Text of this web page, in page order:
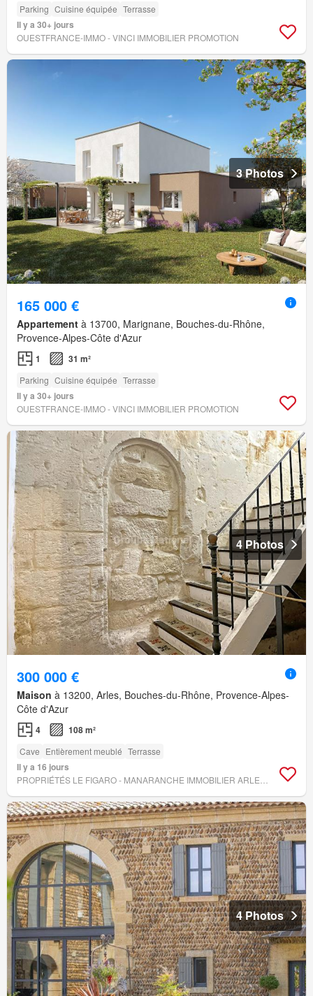
Parking Cuisine équipée Terrasse
Il y a 30+ jours
OUESTFRANCE-IMMO - VINCI IMMOBILIER PROMOTION
3 Photos
165 000 €
Appartement à 13700, Marignane, Bouches-du-Rhône,
Provence-Alpes-Côte d'Azur
1 31 m²
Parking Cuisine équipée Terrasse
Il y a 30+ jours
OUESTFRANCE-IMMO - VINCI IMMOBILIER PROMOTION
4 Photos
300 000 €
Maison à 13200, Arles, Bouches-du-Rhône, Provence-Alpes-
Côte d'Azur
4 108 m²
Cave Entièrement meublé Terrasse
Il y a 16 jours
4 Photos